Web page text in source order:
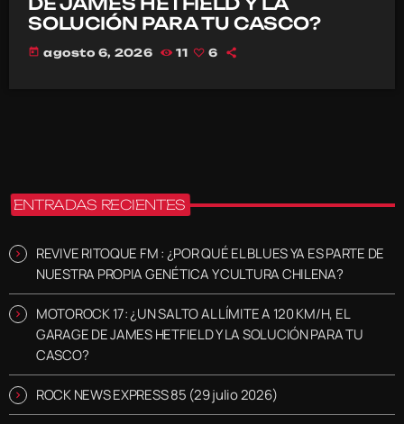
SOLUCIÓN PARA TU CASCO?
today agosto 6, 2026 11 6
ENTRADAS RECIENTES
REVIVE RITOQUE FM : ¿POR QUÉ EL BLUES YA ES PARTE DE
NUESTRA PROPIA GENÉTICA Y CULTURA CHILENA?
MOTOROCK 17: ¿UN SALTO AL LÍMITE A 120 KM/H, EL
GARAGE DE JAMES HETFIELD Y LA SOLUCIÓN PARA TU
CASCO?
ROCK NEWS EXPRESS 85 (29 julio 2026)